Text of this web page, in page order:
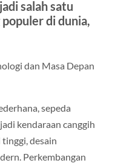
salah satu
di dunia,
dan Masa Depan
sepeda
kendaraan canggih
desain
Perkembangan